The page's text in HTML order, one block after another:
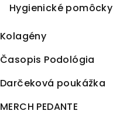
Hygienické pomôcky
Kolagény
Časopis Podológia
Darčeková poukážka
MERCH PEDANTE